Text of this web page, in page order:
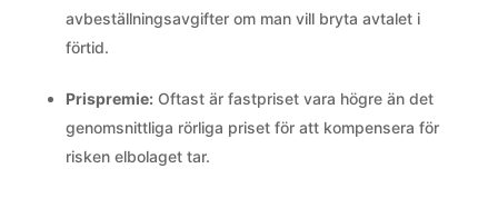
avbeställningsavgifter om man vill bryta avtalet i
förtid.
Prispremie:Oftast är fastpriset vara högre än det
genomsnittliga rörliga priset för att kompensera för
risken elbolaget tar.